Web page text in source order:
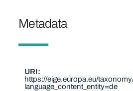
Metadata
URI
https://eige.europa.eu/
language_content_entity=de